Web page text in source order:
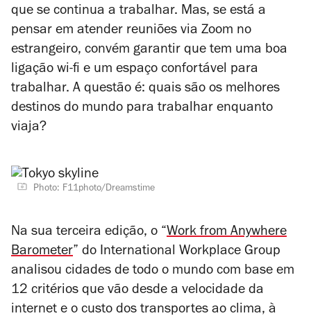
que se continua a trabalhar. Mas, se está a
pensar em atender reuniões via Zoom no
estrangeiro, convém garantir que tem uma boa
ligação wi-fi e um espaço confortável para
trabalhar. A questão é: quais são os melhores
destinos do mundo para trabalhar enquanto
viaja?
Photo: F11photo/Dreamstime
Na sua terceira edição, o “ Work from Anywhere
Barometer” do International Workplace Group
analisou cidades de todo o mundo com base em
12 critérios que vão desde a velocidade da
internet e o custo dos transportes ao clima, à